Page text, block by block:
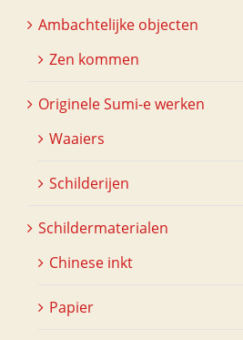
Ambachtelijke objecten
Zen kommen
Originele Sumi-e werken
Waaiers
Schilderijen
Schildermaterialen
Chinese inkt
Papier